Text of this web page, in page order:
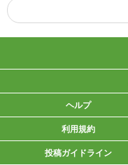
ヘルプ
利用規約
投稿ガイドライン